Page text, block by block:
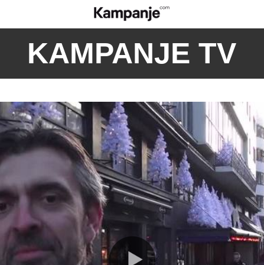
KAMPANJE TV